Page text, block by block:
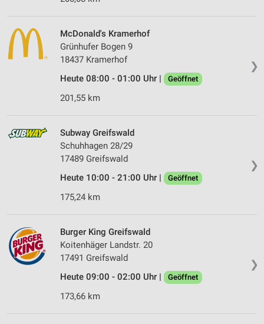
❯
McDonald's Kramerhof
Grünhufer Bogen 9
18437 Kramerhof
Heute 08:00 - 01:00 Uhr |
Geöffnet
201,55 km
❯
Subway Greifswald
Schuhhagen 28/29
17489 Greifswald
Heute 10:00 - 21:00 Uhr |
Geöffnet
175,24 km
❯
Burger King Greifswald
Koitenhäger Landstr. 20
17491 Greifswald
Heute 09:00 - 02:00 Uhr |
Geöffnet
173,66 km